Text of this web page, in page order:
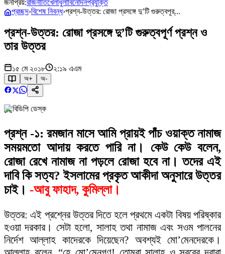
জনপ্রিয়:রাজনীতিখেলাধুলাবিনোদনপ্রযুক্তি
প্রচ্ছদ›বিশেষ নিবন্ধ›প্রশ্ন-উত্তর: রোজা প্রসঙ্গে দু’টি গুরুত্বপূর্...
প্রশ্ন-উত্তর: রোজা প্রসঙ্গে দু’টি গুরুত্বপূর্ণ প্রশ্ন ও
তার উত্তর
১৫ মে ২০১৮ ২:১৯ এএম
অ+ অ-
বিডিপি ডেস্ক
প্রশ্ন -১: রমজান মাসে আমি প্রায়ই পাঁচ ওয়াক্ত নামাজ
সময়মতো আদায় করতে পারি না। কেউ কেউ বলেন,
রোজা রেখে নামাজ না পড়লে রোজা হবে না। তদের এই
দাবি কি সত্য? ইসলামের প্রকৃত আকীদা অনুসারে উত্তর
চাই। -আবু ফাহাদ, কুমিল্লা।
উত্তর: এই প্রশ্নের উত্তর দিতে হলে প্রথমে একটা বিষয় পরিষ্কার
হওয়া দরকার। সেটা হলো, সালাহ তথা নামাজ এবং সওম পালনের
নির্দেশ আল্লাহ কাদেরকে দিয়েছেন? অবশ্যই মো’মেনদেরকে।